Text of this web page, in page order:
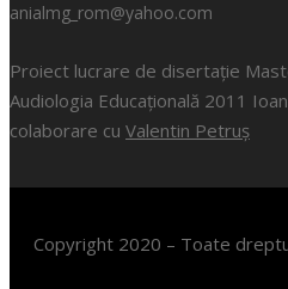
anialmg_rom@yahoo.com
Proiect lucrare de disertație
Audiologia Educațională 2011
colaborare cu Valentin Petruș
Copyright 2020 – Toate